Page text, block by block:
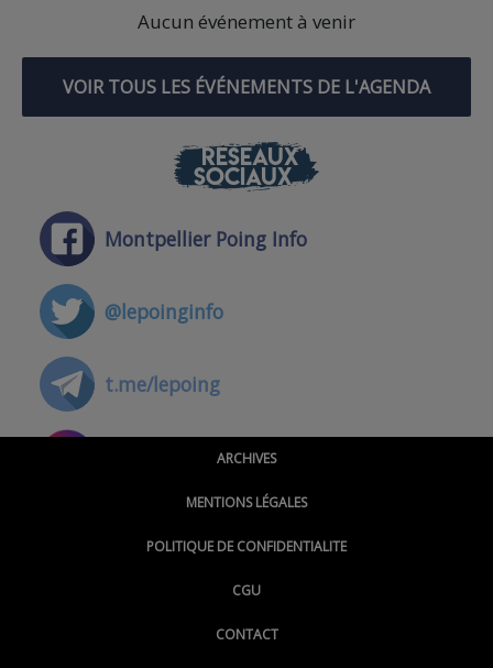
Aucun événement à venir
VOIR TOUS LES ÉVÉNEMENTS DE L'AGENDA
RÉSEAUX
SOCIAUX
Montpellier Poing Info
@lepoinginfo
t.me/lepoing
@montpellierpoinginfo
@LePoingMontpellier
ARCHIVES
MENTIONS LÉGALES
POLITIQUE DE CONFIDENTIALITE
CGU
CONTACT